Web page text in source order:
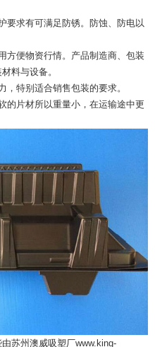
求有可满足防锈。防蚀、防电以
便物资行情。产品制造商、包装
料与设备。
特别适合销售包装的要求。
片材所以重量小，在运输途中更
苏州澳威吸塑厂www.king-